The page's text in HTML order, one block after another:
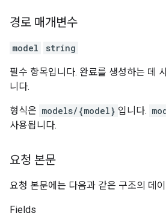
경로 매개변수
model string
필수 항목입니다. 완료를 생성하는 데
니다.
형식은 models/{model} 입니다.
사용됩니다.
요청 본문
요청 본문에는 다음과 같은 구조의 데
Fields